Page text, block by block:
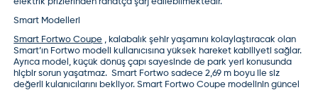
elektrik prizlerinden rahatça şarj edilebilmektedir.
Smart Modelleri
Smart Fortwo Coupe
kalabalık şehir yaşamını kolaylaştıracak olan
Smart’ın Fortwo modeli kullanıcısına yüksek hareket kabiliyeti sağlar.
Ayrıca model, küçük dönüş çapı sayesinde de park yeri konusunda
hiçbir sorun yaşatmaz. Smart Fortwo sadece 2,69 m boyu ile siz
değerli kulanıcılarını bekliyor.Smart Fortwo Coupemodelinin güncel